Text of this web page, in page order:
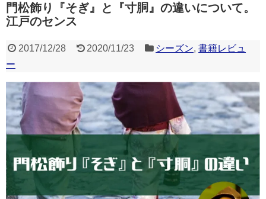
門松飾り『そぎ』と『寸胴』の違いについて。
江戸のセンス
2017/12/28 2020/11/23 シーズン,書籍レビュ
ー